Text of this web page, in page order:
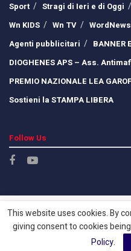
Sport
Stragi di Ieri e di Oggi
Wn KIDS
Wn TV
Agenti pubblicitari
BANNER
DIOGHENES APS – Ass.
PREMIO NAZIONALE LEA
Sostieni la STAMPA LIBERA
Follow Us
This website uses cookies. By
giving consent to cookies
Policy.